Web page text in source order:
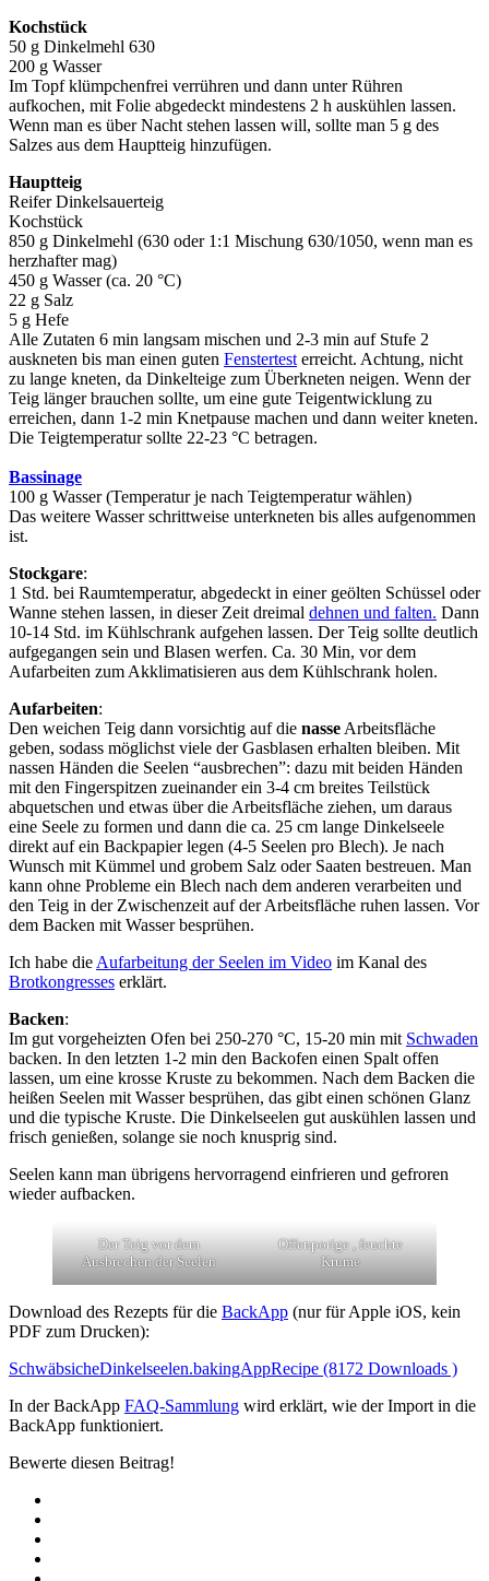
Kochstück
50 g Dinkelmehl 630
200 g Wasser
Im Topf klümpchenfrei verrühren und dann unter Rühren
aufkochen, mit Folie abgedeckt mindestens 2 h auskühlen lassen.
Wenn man es über Nacht stehen lassen will, sollte man 5 g des
Salzes aus dem Hauptteig hinzufügen.
Hauptteig
Reifer Dinkelsauerteig
Kochstück
850 g Dinkelmehl (630 oder 1:1 Mischung 630/1050, wenn man es
herzhafter mag)
450 g Wasser (ca. 20 °C)
22 g Salz
5 g Hefe
Alle Zutaten 6 min langsam mischen und 2-3 min auf Stufe 2
auskneten bis man einen guten Fenstertest erreicht. Achtung, nicht
zu lange kneten, da Dinkelteige zum Überkneten neigen. Wenn der
Teig länger brauchen sollte, um eine gute Teigentwicklung zu
erreichen, dann 1-2 min Knetpause machen und dann weiter kneten.
Die Teigtemperatur sollte 22-23 °C betragen.
Bassinage
100 g Wasser (Temperatur je nach Teigtemperatur wählen)
Das weitere Wasser schrittweise unterkneten bis alles aufgenommen
ist.
Stockgare:
1 Std. bei Raumtemperatur, abgedeckt in einer geölten Schüssel oder
Wanne stehen lassen, in dieser Zeit dreimal dehnen und falten. Dann
10-14 Std. im Kühlschrank aufgehen lassen. Der Teig sollte deutlich
aufgegangen sein und Blasen werfen. Ca. 30 Min, vor dem
Aufarbeiten zum Akklimatisieren aus dem Kühlschrank holen.
Aufarbeiten:
Den weichen Teig dann vorsichtig auf die nasse Arbeitsfläche
geben, sodass möglichst viele der Gasblasen erhalten bleiben. Mit
nassen Händen die Seelen “ausbrechen”: dazu mit beiden Händen
mit den Fingerspitzen zueinander ein 3-4 cm breites Teilstück
abquetschen und etwas über die Arbeitsfläche ziehen, um daraus
eine Seele zu formen und dann die ca. 25 cm lange Dinkelseele
direkt auf ein Backpapier legen (4-5 Seelen pro Blech). Je nach
Wunsch mit Kümmel und grobem Salz oder Saaten bestreuen. Man
kann ohne Probleme ein Blech nach dem anderen verarbeiten und
den Teig in der Zwischenzeit auf der Arbeitsfläche ruhen lassen. Vor
dem Backen mit Wasser besprühen.
Ich habe die Aufarbeitung der Seelen im Video im Kanal des
Brotkongresses erklärt.
Backen:
Im gut vorgeheizten Ofen bei 250-270 °C, 15-20 min mit Schwaden
backen. In den letzten 1-2 min den Backofen einen Spalt offen
lassen, um eine krosse Kruste zu bekommen. Nach dem Backen die
heißen Seelen mit Wasser besprühen, das gibt einen schönen Glanz
und die typische Kruste. Die Dinkelseelen gut auskühlen lassen und
frisch genießen, solange sie noch knusprig sind.
Seelen kann man übrigens hervorragend einfrieren und gefroren
wieder aufbacken.
Der Teig vor dem
Ausbrechen der Seelen
Offenporige , feuchte
Krume
Download des Rezepts für die BackApp (nur für Apple iOS, kein
PDF zum Drucken):
SchwäbsicheDinkelseelen.bakingAppRecipe (8172 Downloads )
In der BackApp FAQ-Sammlung wird erklärt, wie der Import in die
BackApp funktioniert.
Bewerte diesen Beitrag!